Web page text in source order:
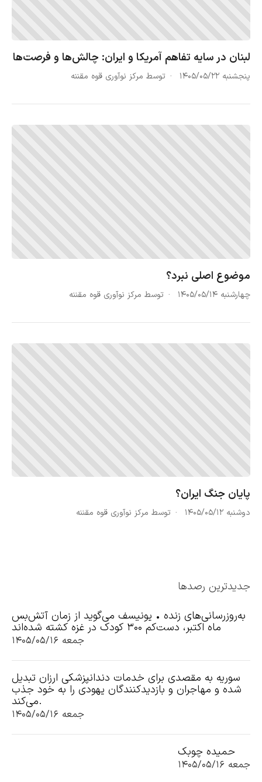
جدیدترین رصدها
به‌روزرسانی‌های زنده • یونیسف می‌گوید از زمان آتش‌بس
ماه اکتبر، دست‌کم ۳۰۰ کودک در غزه کشته شده‌اند
جمعه ۱۴۰۵/۰۵/۱۶
سوریه به مقصدی برای خدمات دندانپزشکی ارزان تبدیل
شده و مهاجران و بازدیدکنندگان یهودی را به خود جذب
می‌کند.
جمعه ۱۴۰۵/۰۵/۱۶
حمیده چوبک
جمعه ۱۴۰۵/۰۵/۱۶
لبنان در سایه تفاهم آمریکا و ایران: چالش‌ها و فرصت‌ها
پنجشنبه ۱۴۰۵/۰۵/۲۲ توسط مرکز نوآوری قوه مقننه
موضوع اصلی نبرد؟
چهارشنبه ۱۴۰۵/۰۵/۱۴ توسط مرکز نوآوری قوه مقننه
پایان جنگ ایران؟
دوشنبه ۱۴۰۵/۰۵/۱۲ توسط مرکز نوآوری قوه مقننه